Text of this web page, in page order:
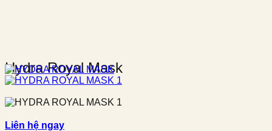
Hydra Royal Mask
Liên hệ ngay